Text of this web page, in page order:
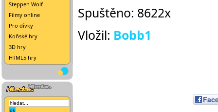
Steppen Wolf
Filmy online
Pro dívky
Koňské hry
3D hry
HTML5 hry
Spuštěno: 8622x
Vložil: Bobb1